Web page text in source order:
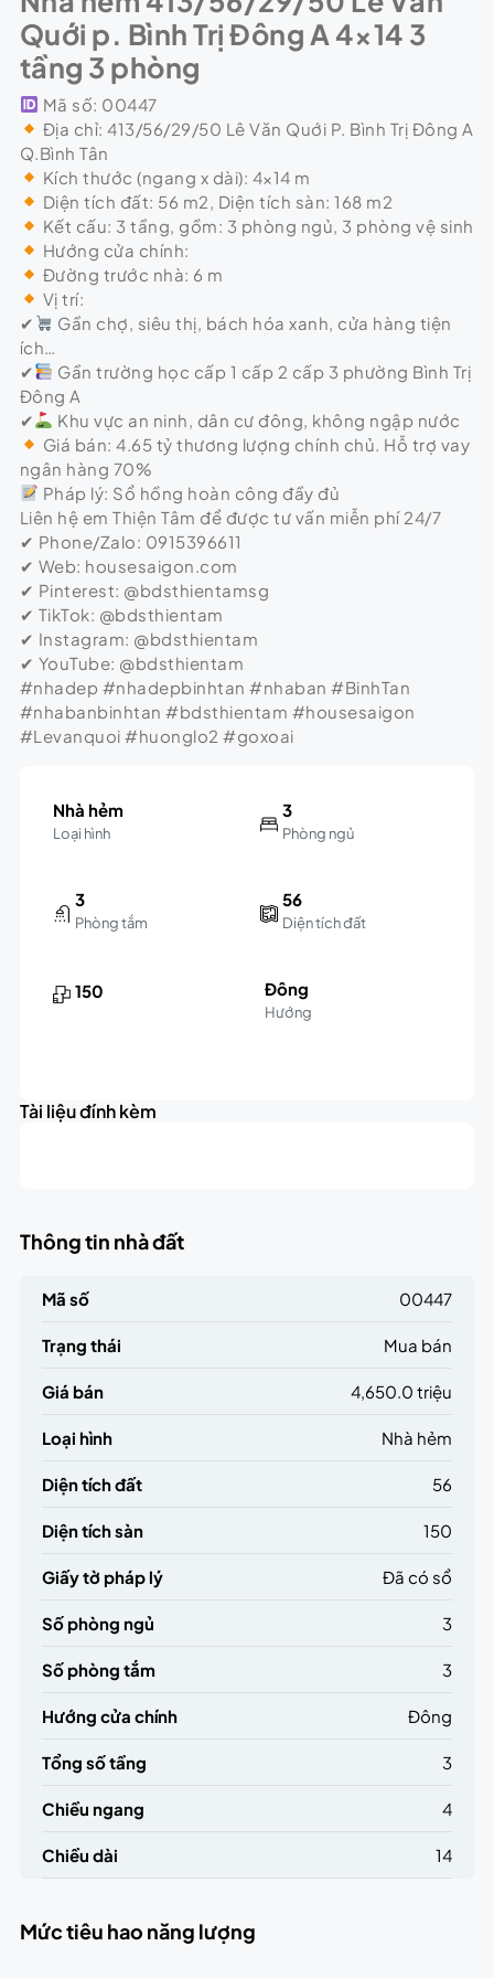
Quới p. Bình Trị Đông A 4×14 3
tầng 3 phòng
Mã số: 00447
Địa chỉ: 413/56/29/50 Lê Văn Quới P. Bình Trị Đông A
Q.Bình Tân
Kích thước (ngang x dài): 4×14 m
Diện tích đất: 56 m2, Diện tích sàn: 168 m2
Kết cấu: 3 tầng, gồm: 3 phòng ngủ, 3 phòng vệ sinh
Hướng cửa chính:
Đường trước nhà: 6 m
Vị trí:
✔
Gần chợ, siêu thị, bách hóa xanh, cửa hàng tiện
ích…
✔
Gần trường học cấp 1 cấp 2 cấp 3 phường Bình Trị
Đông A
✔
Khu vực an ninh, dân cư đông, không ngập nước
Giá bán: 4.65 tỷ thương lượng chính chủ. Hỗ trợ vay
ngân hàng 70%
Pháp lý: Sổ hồng hoàn công đầy đủ
Liên hệ em Thiện Tâm để được tư vấn miễn phí 24/7
✔ Phone/Zalo: 0915396611
✔ Web: housesaigon.com
✔ Pinterest: @bdsthientamsg
✔ TikTok: @bdsthientam
✔ Instagram: @bdsthientam
✔ YouTube: @bdsthientam
#nhadep #nhadepbinhtan #nhaban #BinhTan
#nhabanbinhtan #bdsthientam #housesaigon
#Levanquoi #huonglo2 #goxoai
Nhà hẻm
Loại hình
3
Phòng ngủ
3
Phòng tắm
56
Diện tích đất
150 Đông
Hướng
Tài liệu đính kèm
Thông tin nhà đất
Mã số 00447
Trạng thái Mua bán
Giá bán 4,650.0 triệu
Loại hình Nhà hẻm
Diện tích đất 56
Diện tích sàn 150
Giấy tờ pháp lý Đã có sổ
Số phòng ngủ 3
Số phòng tắm 3
Hướng cửa chính Đông
Tổng số tầng 3
Chiều ngang 4
Chiều dài 14
Mức tiêu hao năng lượng